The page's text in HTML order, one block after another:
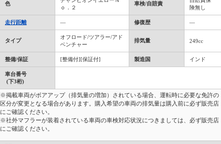
色
ｏ．２
車検/自賠責
険無し
走行距離 ― 修復歴 ―
タイプ
オフロード/ツアラー/アド
ベンチャー
排気量 249cc
整備/保証 [整備付][保証付] 製造国 インド
車台番号
(下3桁)
※掲載車両がボアアップ（排気量の増加）されている場合、運転時に必要な免許の
区分が変更となる場合があります。購入希望の車両の排気量は購入前に必ず販売店
にご確認ください。
※社外マフラーが装着されている車両の車検対応状況につきましては、必ず販売店
にご確認ください。